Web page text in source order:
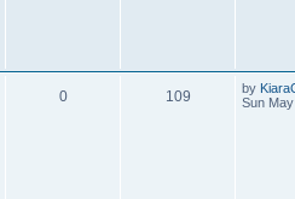
0 109 by
Sun